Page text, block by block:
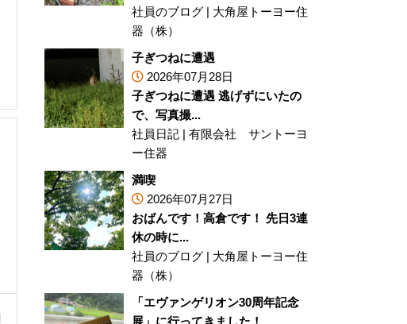
社員のブログ | 大角屋トーヨー住
器（株）
子ぎつねに遭遇
2026年07月28日
子ぎつねに遭遇 逃げずにいたの
で、写真撮...
社員日記 | 有限会社 サントーヨ
ー住器
満喫
2026年07月27日
おばんです！高倉です！ 先日3連
休の時に...
社員のブログ | 大角屋トーヨー住
器（株）
「エヴァンゲリオン30周年記念
展」に行ってきました！